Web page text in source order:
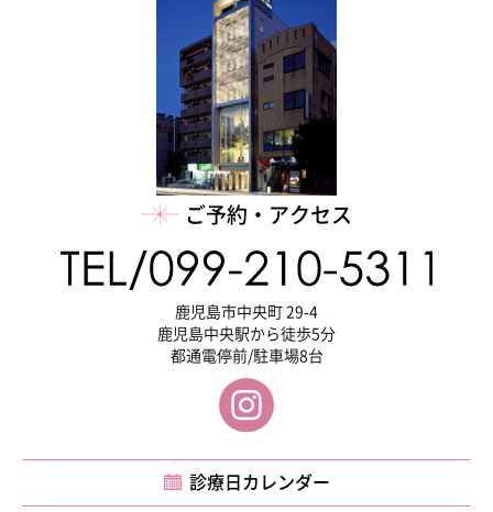
ご予約・アクセス
鹿児島市中央町 29-4
鹿児島中央駅から徒歩5分
都通電停前/駐車場8台
診療日カレンダー